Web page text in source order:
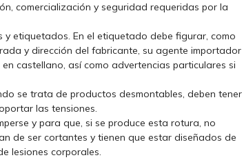
comercialización y seguridad requeridas por la
etiquetados. En el etiquetado debe figurar, como
y dirección del fabricante, su agente importador
castellano, así como advertencias particulares si
se trata de productos desmontables, deben tener
las tensiones.
y para que, si se produce esta rotura, no
de ser cortantes y tienen que estar diseñados de
lesiones corporales.